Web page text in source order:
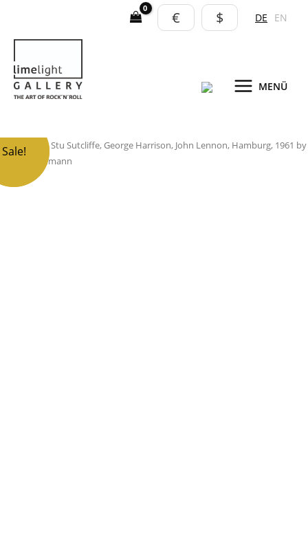
springen
€ $ DE EN
MENÜ
The Beatles: Stu Sutcliffe, George Harrison, John Lennon, Hamburg, 1961 by
Peter Brüchmann
Sale!
Sale!
The
Beatles: